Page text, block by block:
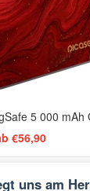
5 000 mAh
€56,90
uns am